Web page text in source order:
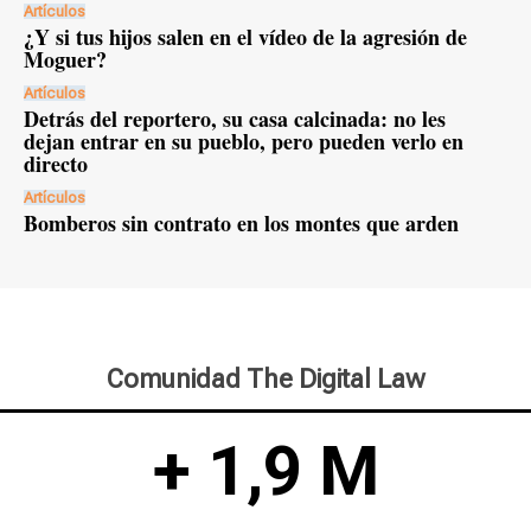
Artículos
¿Y si tus hijos salen en el vídeo de la agresión de
Moguer?
Artículos
Detrás del reportero, su casa calcinada: no les
dejan entrar en su pueblo, pero pueden verlo en
directo
Artículos
Bomberos sin contrato en los montes que arden
Comunidad The Digital Law
+ 1,9 M